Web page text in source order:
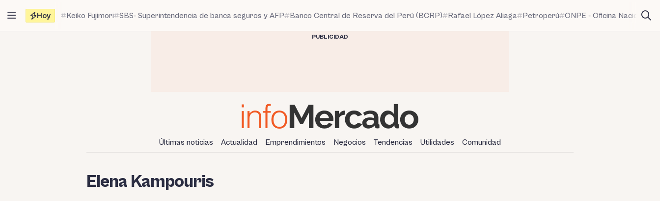
contenido
Hoy Keiko Fujimori SBS- Superintendencia de banca seguros y AFP Banco Central de Reserva del Perú (BCRP) Rafael López Aliaga Petroperú ONPE - Oficina Nacional
PUBLICIDAD
Últimas noticias Actualidad Emprendimientos Negocios Tendencias Utilidades Comunidad
Elena Kampouris